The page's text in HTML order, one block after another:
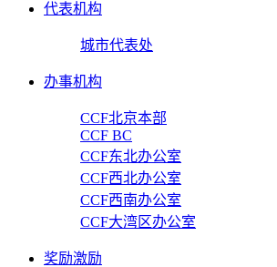
代表机构
城市代表处
办事机构
CCF北京本部
CCF BC
CCF东北办公室
CCF西北办公室
CCF西南办公室
CCF大湾区办公室
奖励激励